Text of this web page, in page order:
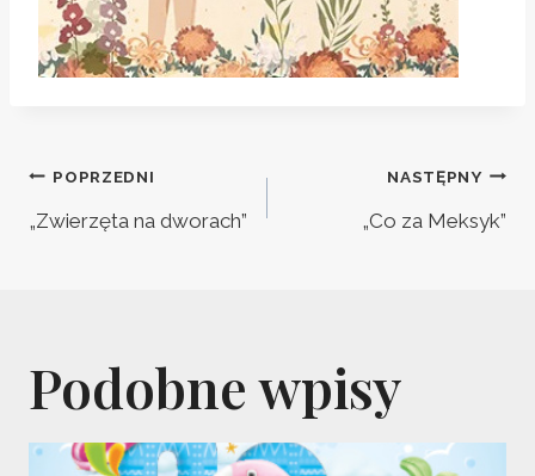
Nawigacja
wpisu
POPRZEDNI
„Zwierzęta na dworach”
NASTĘPNY
„Co za Meksyk”
Podobne wpisy